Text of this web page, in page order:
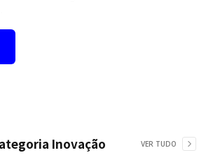
Inovação VER TUDO